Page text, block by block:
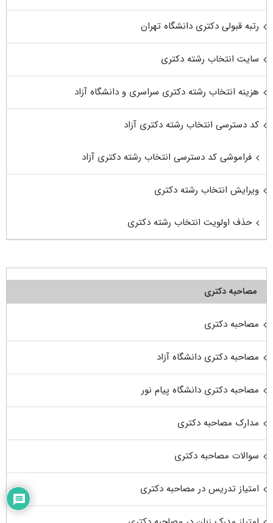
رتبه قبولی دکتری دانشگاه تهران
سایت انتخاب رشته دکتری
هزینه انتخاب رشته دکتری سراسری و دانشگاه آزاد
کد دسترسی انتخاب رشته دکتری آزاد
فراموشی کد دسترسی انتخاب رشته دکتری آزاد
ویرایش انتخاب رشته دکتری
حذف اولویت انتخاب رشته دکتری
مصاحبه دکتری
مصاحبه دکتری
مصاحبه دکتری دانشگاه آزاد
مصاحبه دکتری دانشگاه پیام نور
مدارک مصاحبه دکتری
سوالات مصاحبه دکتری
امتیاز تدریس در مصاحبه دکتری